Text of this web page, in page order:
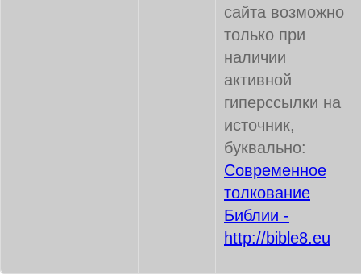
сайта возможно
только при
наличии
активной
гиперссылки на
источник,
буквально:
Современное
толкование
Библии -
http://bible8.eu